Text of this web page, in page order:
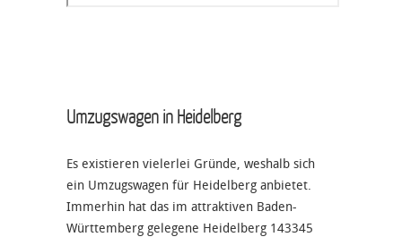
Umzugswagen in Heidelberg
Es existieren vielerlei Gründe, weshalb sich
ein Umzugswagen für Heidelberg anbietet.
Immerhin hat das im attraktiven Baden-
Württemberg gelegene Heidelberg 143345